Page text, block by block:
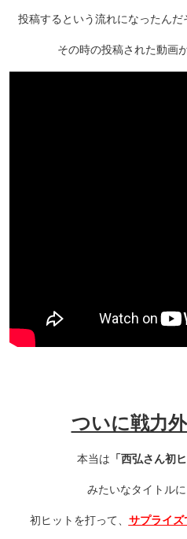
投稿するという流れになったんだ
その時の投稿された動画
ついに戦力
本当は 「西弘さん初
みたいなタイトル
初ヒットを打って、 サプライズ